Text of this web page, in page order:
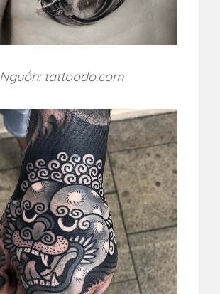
Nguồn: tattoodo.com